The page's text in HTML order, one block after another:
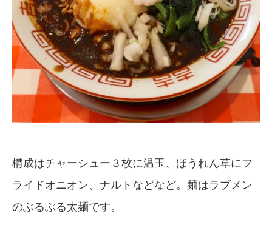
構成はチャーシュー３枚に温玉、ほうれん草にフ
ライドオニオン、ナルトなどなど。麺はラブメン
のぶるぶる太麺です。